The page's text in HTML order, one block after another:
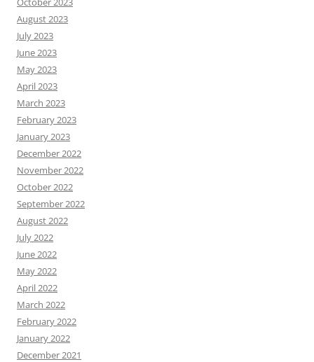
August 2023
July 2023
June 2023
May 2023
April 2023
March 2023
February 2023
January 2023
December 2022
November 2022
October 2022
September 2022
August 2022
July 2022
June 2022
May 2022
April 2022
March 2022
February 2022
January 2022
December 2021